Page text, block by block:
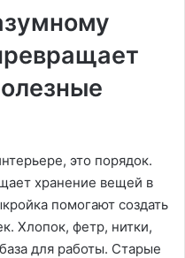
это порядок.
хранение вещей в
помогают создать
Хлопок, фетр, нитки,
для работы. Старые